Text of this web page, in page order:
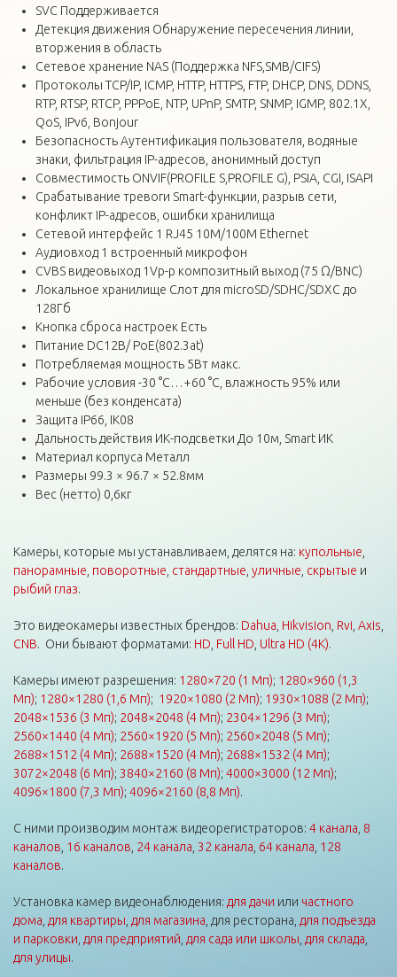
SVC Поддерживается
Детекция движения Обнаружение пересечения линии,
вторжения в область
Сетевое хранение NAS (Поддержка NFS,SMB/CIFS)
Протоколы TCP/IP, ICMP, HTTP, HTTPS, FTP, DHCP, DNS, DDNS,
RTP, RTSP, RTCP, PPPoE, NTP, UPnP, SMTP, SNMP, IGMP, 802.1X,
QoS, IPv6, Bonjour
Безопасность Аутентификация пользователя, водяные
знаки, фильтрация IP-адресов, анонимный доступ
Совместимость ONVIF(PROFILE S,PROFILE G), PSIA, CGI, ISAPI
Срабатывание тревоги Smart-функции, разрыв сети,
конфликт IP-адресов, ошибки хранилища
Сетевой интерфейс 1 RJ45 10M/100M Ethernet
Аудиовход 1 встроенный микрофон
CVBS видеовыход 1Vp-p композитный выход (75 Ω/BNC)
Локальное хранилище Слот для microSD/SDHC/SDXC до
128Гб
Кнопка сброса настроек Есть
Питание DC12В/ PoE(802.3at)
Потребляемая мощность 5Вт макс.
Рабочие условия -30 °C…+60 °C, влажность 95% или
меньше (без конденсата)
Защита IP66, IK08
Дальность действия ИК-подсветки До 10м, Smart ИК
Материал корпуса Металл
Размеры 99.3 × 96.7 × 52.8мм
Вес (нетто) 0,6кг
Камеры, которые мы устанавливаем, делятся на: купольные
панорамные поворотные стандартные уличные скрытые и
рыбий глаз.
Это видеокамеры известных брендов: Dahua Hikvision Rvi Axis
CNB. Они бывают форматами: HD Full HD Ultra HD (4K).
Камеры имеют разрешения: 1280×720 (1 Мп); 1280×960 (1,3
Мп); 1280×1280 (1,6 Мп); 1920×1080 (2 Мп); 1930×1088 (2 Мп);
2048×1536 (3 Мп); 2048×2048 (4 Мп); 2304×1296 (3 Мп);
2560×1440 (4 Мп); 2560×1920 (5 Мп); 2560×2048 (5 Мп);
2688×1512 (4 Мп); 2688×1520 (4 Мп); 2688×1532 (4 Мп);
3072×2048 (6 Мп); 3840×2160 (8 Мп); 4000×3000 (12 Мп);
4096×1800 (7,3 Мп); 4096×2160 (8,8 Мп).
С ними производим монтаж видеорегистраторов: 4 канала 8
каналов 16 каналов 24 канала 32 канала 64 канала 128
каналов.
Установка камер видеонаблюдения: для дачи или частного
дома для квартиры для магазина , для ресторана, для подъезда
и парковки для предприятий для сада или школы для склада
для улицы.